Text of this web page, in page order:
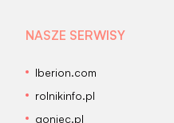
NASZE SERWISY
Iberion.com
rolnikinfo.pl
goniec.pl